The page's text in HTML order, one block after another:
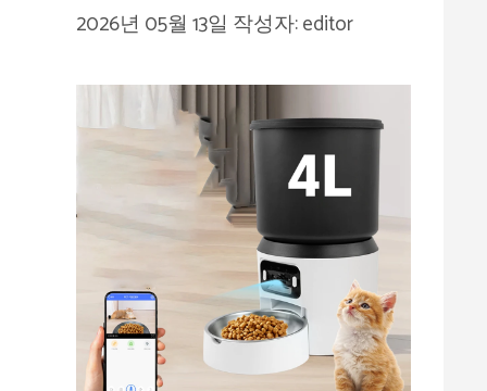
2026년 05월 13일 작성자:editor